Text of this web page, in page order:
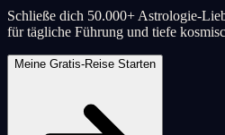
Schließe dich 50.000+ Astrologie-
für tägliche Führung und tiefe
Meine Gratis-Reise Starten